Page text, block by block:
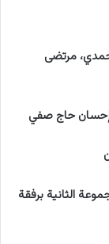
مرتضى
إحسان حاج صفي
الثانية برفقة